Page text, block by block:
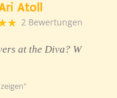
Atoll
2 Bewertungen
at the Diva? W